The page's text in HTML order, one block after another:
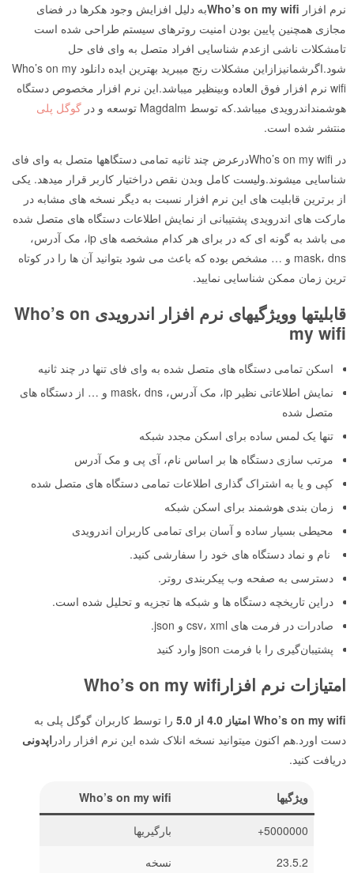
نرم افزار Who’s on my wifiبه دلیل افزایش وجود هکرها در فضای
مجازی همچنین پایین بودن امنیت روترهای سیستم طراحی شده است
تامشکلات ناشی ازعدم شناسایی افراد متصل به وای فای حل
شود.اگرشمانیزازاین مشکلات رنج میبرید بهترین ایده دانلود Who’s on my
wifi نرم افزار فوق العاده وبینظیر میباشد.این نرم افزار مخصوص دستگاه
هوشمنداندرویدی میباشد.که توسط Magdalm توسعه و در
گوگل پلی
منتشر شده است.
در Who’s on my wifiدرعرض چند ثانیه تمامی دستگاهها متصل به وای فای
شناسایی میشوند.ولیست کامل وبدن نقص دراختیار کاربر قرار میدهد. یکی
از برترین قابلیت های این نرم افزار نسبت به دیگر نسخه های مشابه در
مارکت های اندرویدی پشتیبانی از نمایش اطلاعات دستگاه های متصل شده
می باشد به گونه ای که در برای هر کدام مشخصه های ip، مک آدرس،
mask، dns و … مشخص بوده که باعث می شود بتوانید آن ها را در کوتاه
ترین زمان ممکن شناسایی نمایید.
قابلیتها وویژگیهای نرم افزار اندرویدی Who’s on
my wifi
اسکن تمامی دستگاه های متصل شده به وای فای تنها در چند ثانیه
نمایش اطلاعاتی نظیر ip، مک آدرس، mask، dns و … از دستگاه های
متصل شده
تنها یک لمس ساده برای اسکن مجدد شبکه
مرتب سازی دستگاه ها بر اساس نام، آی پی و مک آدرس
کپی و یا به اشتراک گذاری اطلاعات تمامی دستگاه های متصل شده
زمان بندی هوشمند برای اسکن شبکه
محیطی بسیار ساده و آسان برای تمامی کاربران اندرویدی
نام و نماد دستگاه های خود را سفارشی کنید.
دسترسی به صفحه وب پیکربندی روتر.
دراین تاریخچه دستگاه ها و شبکه ها تجزیه و تحلیل شده است.
صادرات در فرمت های csv، xml و json.
پشتیبان‌گیری را با فرمت json وارد کنید
امتیازات نرم افزارWho’s on my wifi
Who’s on my wifi امتیاز 4.0 از 5.0
را توسط کاربران گوگل پلی به
دست اورد.هم اکنون میتوانید نسخه انلاک شده این نرم افزار رادر اپدونی
دریافت کنید.
ویژگیها Who’s on my wifi
5000000+
بارگیریها
23.5.2
نسخه